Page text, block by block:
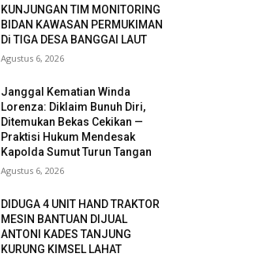
KUNJUNGAN TIM MONITORING
BIDAN KAWASAN PERMUKIMAN
Di TIGA DESA BANGGAI LAUT
Agustus 6, 2026
Janggal Kematian Winda
Lorenza: Diklaim Bunuh Diri,
Ditemukan Bekas Cekikan —
Praktisi Hukum Mendesak
Kapolda Sumut Turun Tangan
Agustus 6, 2026
DIDUGA 4 UNIT HAND TRAKTOR
MESIN BANTUAN DIJUAL
ANTONI KADES TANJUNG
KURUNG KIMSEL LAHAT